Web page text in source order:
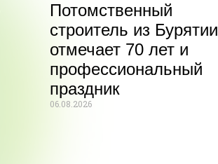
Потомственный
строитель из Бурятии
отмечает 70 лет и
профессиональный
праздник
06.08.2026